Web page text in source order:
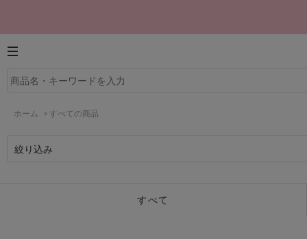
ホーム > すべての商品
絞り込み
すべて